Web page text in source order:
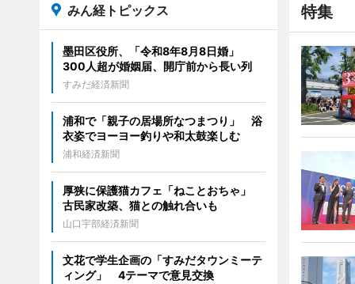
特集
みん経トピックス
墨田区役所、「令和8年8月8日婚」
300人超が婚姻届、開庁前から長い列
すみだ経済新聞
浦和で「親子の居場所なつまつり」 浴
衣姿でヨーヨー釣りや和太鼓楽しむ
浦和経済新聞
厚狭に保護猫カフェ「ねことおちゃ」
古民家改築、猫との触れ合いも
山口宇部経済新聞
文花で学生企画の「すみだタウンミーテ
ィング」 4テーマで意見交換